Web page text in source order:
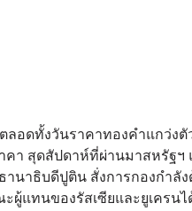
อดทั้งวันราคาทองคำแกว่ง
คา สุดสัปดาห์ที่ผ่านมาสหรัฐ
นาธิบดีปูติน สั่งการกองกำลั
แทนของรัสเซียและยูเครนไ